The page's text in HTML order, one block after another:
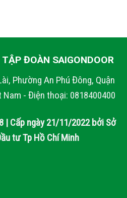
ĐOÀN SAIGONDOOR
Phường An Phú Đông, Quận
Nam - Điện thoại: 0818400400
| Cấp ngày 21/11/2022 bởi Sở
tư Tp Hồ Chí Minh